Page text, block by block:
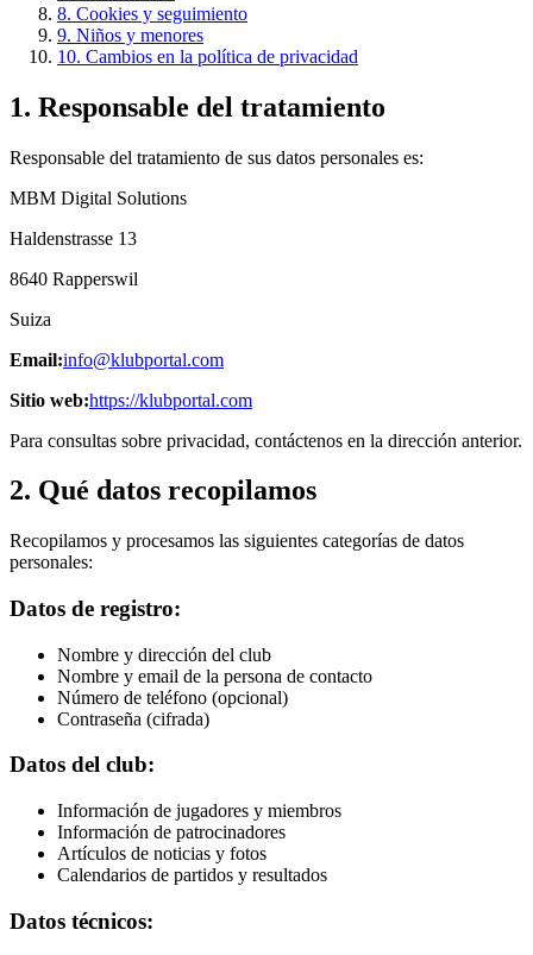
8. Cookies y seguimiento
9. Niños y menores
10. Cambios en la política de privacidad
1. Responsable del tratamiento
Responsable del tratamiento de sus datos personales es:
MBM Digital Solutions
Haldenstrasse 13
8640 Rapperswil
Suiza
Email:info@klubportal.com
Sitio web:https://klubportal.com
Para consultas sobre privacidad, contáctenos en la dirección anterior.
2. Qué datos recopilamos
Recopilamos y procesamos las siguientes categorías de datos
personales:
Datos de registro:
Nombre y dirección del club
Nombre y email de la persona de contacto
Número de teléfono (opcional)
Contraseña (cifrada)
Datos del club:
Información de jugadores y miembros
Información de patrocinadores
Artículos de noticias y fotos
Calendarios de partidos y resultados
Datos técnicos: